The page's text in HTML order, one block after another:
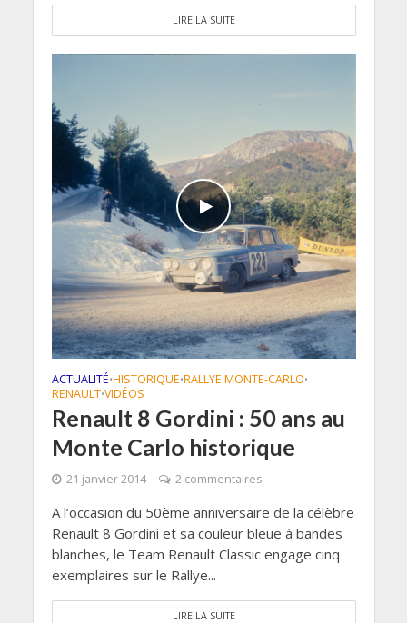
LIRE LA SUITE
ACTUALITÉ•HISTORIQUE•RALLYE MONTE-CARLO•
RENAULT•VIDÉOS
Renault 8 Gordini : 50 ans au
Monte Carlo historique
21 janvier 2014 2 commentaires
A l’occasion du 50ème anniversaire de la célèbre
Renault 8 Gordini et sa couleur bleue à bandes
blanches, le Team Renault Classic engage cinq
exemplaires sur le Rallye...
LIRE LA SUITE